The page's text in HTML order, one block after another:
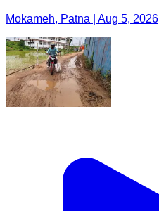
Mokameh, Patna | Aug 5, 2026